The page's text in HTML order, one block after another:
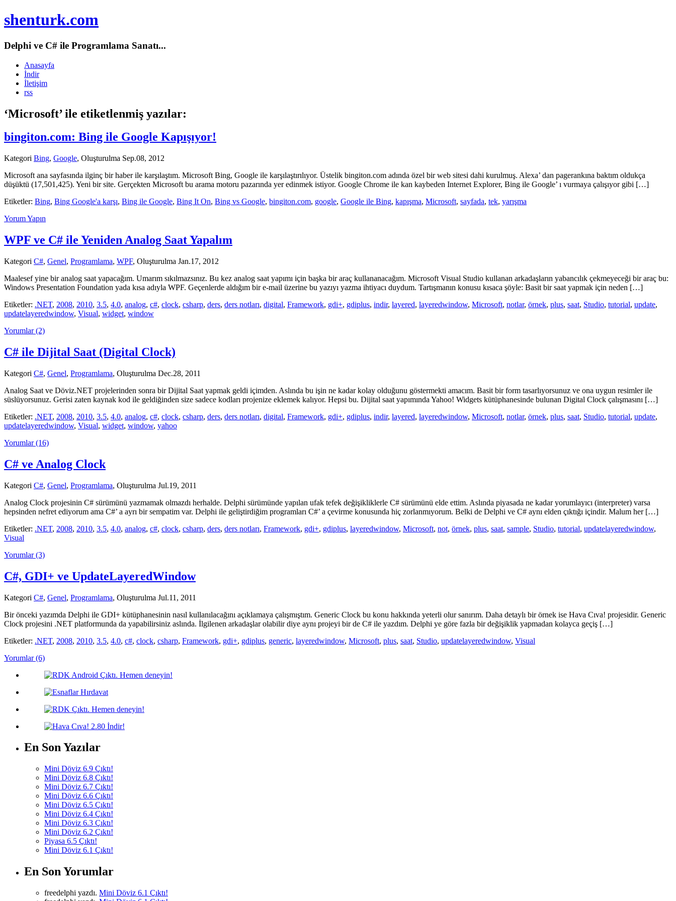
shenturk.com
Delphi ve C# ile Programlama Sanatı...
Anasayfa
İndir
İletişim
rss
‘Microsoft’ ile etiketlenmiş yazılar:
bingiton.com: Bing ile Google Kapışıyor!
Kategori Bing, Google, Oluşturulma Sep.08, 2012
Microsoft ana sayfasında ilginç bir haber ile karşılaştım. Microsoft Bing, Google ile karşılaştırılıyor. Üstelik bingiton.com adında özel bir web sitesi dahi kurulmuş. Alexa’ dan pagerankına baktım oldukça
düşüktü (17,501,425). Yeni bir site. Gerçekten Microsoft bu arama motoru pazarında yer edinmek istiyor. Google Chrome ile kan kaybeden Internet Explorer, Bing ile Google’ ı vurmaya çalışıyor gibi […]
Etiketler: Bing, Bing Google'a karşı, Bing ile Google, Bing It On, Bing vs Google, bingiton.com, google, Google ile Bing, kapışma, Microsoft, sayfada, tek, yarışma
Yorum Yapın
WPF ve C# ile Yeniden Analog Saat Yapalım
Kategori C#, Genel, Programlama, WPF, Oluşturulma Jan.17, 2012
Maalesef yine bir analog saat yapacağım. Umarım sıkılmazsınız. Bu kez analog saat yapımı için başka bir araç kullananacağım. Microsoft Visual Studio kullanan arkadaşların yabancılık çekmeyeceği bir araç bu:
Windows Presentation Foundation yada kısa adıyla WPF. Geçenlerde aldığım bir e-mail üzerine bu yazıyı yazma ihtiyacı duydum. Tartışmanın konusu kısaca şöyle: Basit bir saat yapmak için neden […]
Etiketler: .NET, 2008, 2010, 3.5, 4.0, analog, c#, clock, csharp, ders, ders notları, digital, Framework, gdi+, gdiplus, indir, layered, layeredwindow, Microsoft, notlar, örnek, plus, saat, Studio, tutorial, update,
updatelayeredwindow, Visual, widget, window
Yorumlar (2)
C# ile Dijital Saat (Digital Clock)
Kategori C#, Genel, Programlama, Oluşturulma Dec.28, 2011
Analog Saat ve Döviz.NET projelerinden sonra bir Dijital Saat yapmak geldi içimden. Aslında bu işin ne kadar kolay olduğunu göstermekti amacım. Basit bir form tasarlıyorsunuz ve ona uygun resimler ile
süslüyorsunuz. Gerisi zaten kaynak kod ile geldiğinden size sadece kodları projenize eklemek kalıyor. Hepsi bu. Dijital saat yapımında Yahoo! Widgets kütüphanesinde bulunan Digital Clock çalışmasını […]
Etiketler: .NET, 2008, 2010, 3.5, 4.0, analog, c#, clock, csharp, ders, ders notları, digital, Framework, gdi+, gdiplus, indir, layered, layeredwindow, Microsoft, notlar, örnek, plus, saat, Studio, tutorial, update,
updatelayeredwindow, Visual, widget, window, yahoo
Yorumlar (16)
C# ve Analog Clock
Kategori C#, Genel, Programlama, Oluşturulma Jul.19, 2011
Analog Clock projesinin C# sürümünü yazmamak olmazdı herhalde. Delphi sürümünde yapılan ufak tefek değişikliklerle C# sürümünü elde ettim. Aslında piyasada ne kadar yorumlayıcı (interpreter) varsa
hepsinden nefret ediyorum ama C#’ a ayrı bir sempatim var. Delphi ile geliştirdiğim programları C#’ a çevirme konusunda hiç zorlanmıyorum. Belki de Delphi ve C# aynı elden çıktığı içindir. Malum her […]
Etiketler: .NET, 2008, 2010, 3.5, 4.0, analog, c#, clock, csharp, ders, ders notları, Framework, gdi+, gdiplus, layeredwindow, Microsoft, not, örnek, plus, saat, sample, Studio, tutorial, updatelayeredwindow,
Visual
Yorumlar (3)
C#, GDI+ ve UpdateLayeredWindow
Kategori C#, Genel, Programlama, Oluşturulma Jul.11, 2011
Bir önceki yazımda Delphi ile GDI+ kütüphanesinin nasıl kullanılacağını açıklamaya çalışmıştım. Generic Clock bu konu hakkında yeterli olur sanırım. Daha detaylı bir örnek ise Hava Cıva! projesidir. Generic
Clock projesini .NET platformunda da yapabilirsiniz aslında. İlgilenen arkadaşlar olabilir diye aynı projeyi bir de C# ile yazdım. Delphi ye göre fazla bir değişiklik yapmadan kolayca geçiş […]
Etiketler: .NET, 2008, 2010, 3.5, 4.0, c#, clock, csharp, Framework, gdi+, gdiplus, generic, layeredwindow, Microsoft, plus, saat, Studio, updatelayeredwindow, Visual
Yorumlar (6)
En Son Yazılar
Mini Döviz 6.9 Çıktı!
Mini Döviz 6.8 Çıktı!
Mini Döviz 6.7 Çıktı!
Mini Döviz 6.6 Çıktı!
Mini Döviz 6.5 Çıktı!
Mini Döviz 6.4 Çıktı!
Mini Döviz 6.3 Çıktı!
Mini Döviz 6.2 Çıktı!
Piyasa 6.5 Çıktı!
Mini Döviz 6.1 Çıktı!
En Son Yorumlar
freedelphi yazdı. Mini Döviz 6.1 Çıktı!